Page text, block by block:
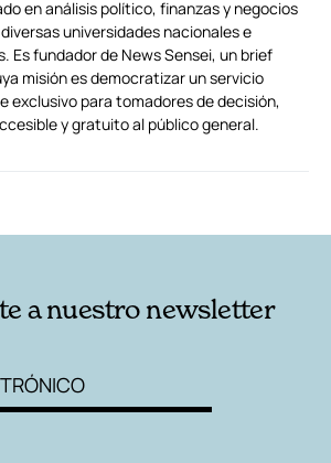
en análisis político, finanzas y negocios
universidades nacionales e
Es fundador de News Sensei, un brief
misión es democratizar un servicio
exclusivo para tomadores de decisión,
y gratuito al público general.
a nuestro newsletter